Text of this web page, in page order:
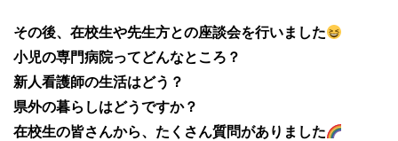
その後、在校生や先生方との座談会を行いました
小児の専門病院ってどんなところ？
新人看護師の生活はどう？
県外の暮らしはどうですか？
在校生の皆さんから、たくさん質問がありました